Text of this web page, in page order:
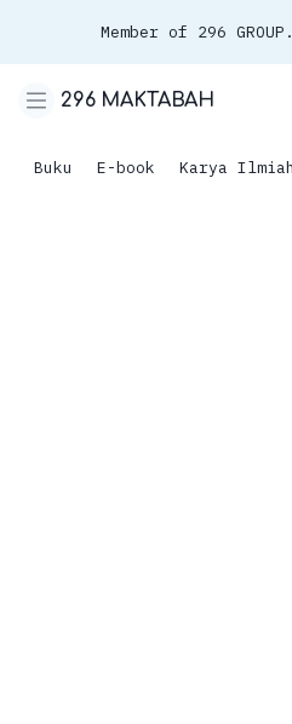
Member of 296 GROUP.
296 MAKTABAH